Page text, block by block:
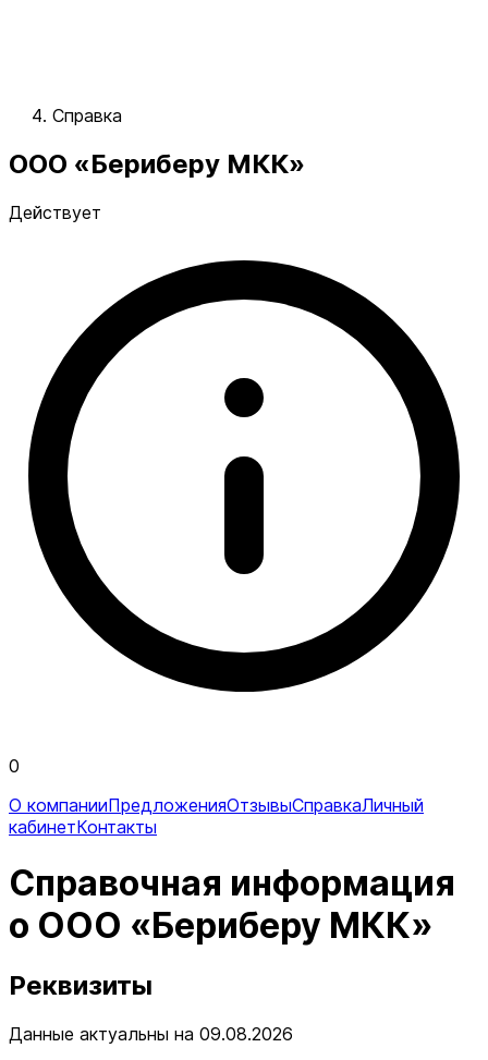
Справка
ООО «Бериберу МКК»
Действует
0
О компанииПредложенияОтзывыСправкаЛичный
кабинетКонтакты
Справочная информация
о ООО «Бериберу МКК»
Реквизиты
Данные актуальны на 09.08.2026